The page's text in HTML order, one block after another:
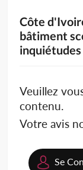
Côte
bâtiment
Veuillez
contenu.
Votre avis
Se